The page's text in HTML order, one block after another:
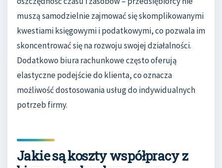
muszą samodzielnie zajmować się skomplikowanymi
kwestiami księgowymi i podatkowymi, co pozwala im
skoncentrować się na rozwoju swojej działalności.
Dodatkowo biura rachunkowe często oferują
elastyczne podejście do klienta, co oznacza
możliwość dostosowania usług do indywidualnych
potrzeb firmy.
Jakie są koszty współpracy z